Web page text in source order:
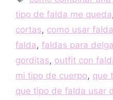
tipo de falda me queda
cortas, como usar
falda , faldas para
gorditas, outfit con
mi tipo de cuerpo, que
que tipo de falda usar